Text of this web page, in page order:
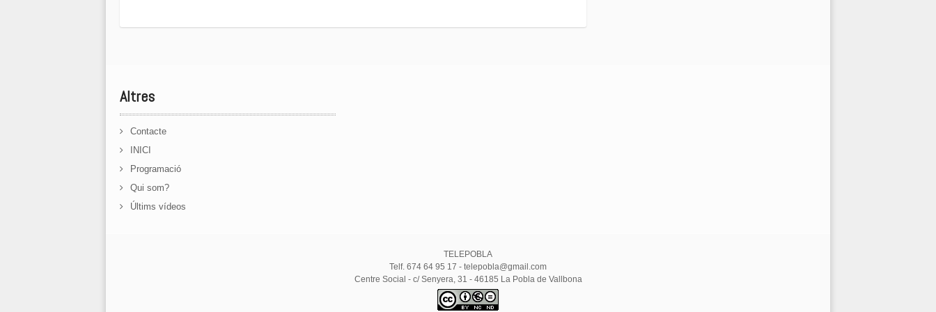
Altres
Contacte
INICI
Programació
Qui som?
Últims vídeos
TELEPOBLA
Telf. 674 64 95 17 - telepobla@gmail.com
Centre Social - c/ Senyera, 31 - 46185 La Pobla de Vallbona